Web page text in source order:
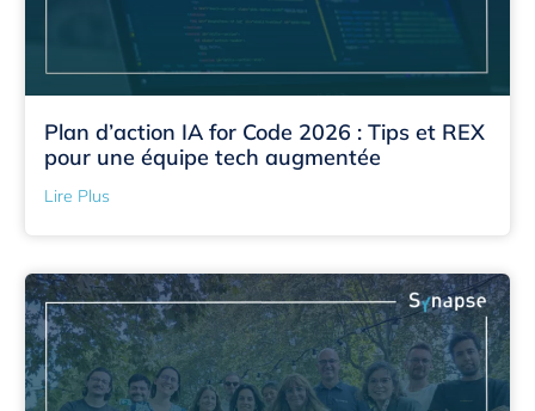
Plan d’action IA for Code 2026 : Tips et REX
pour une équipe tech augmentée
Lire Plus